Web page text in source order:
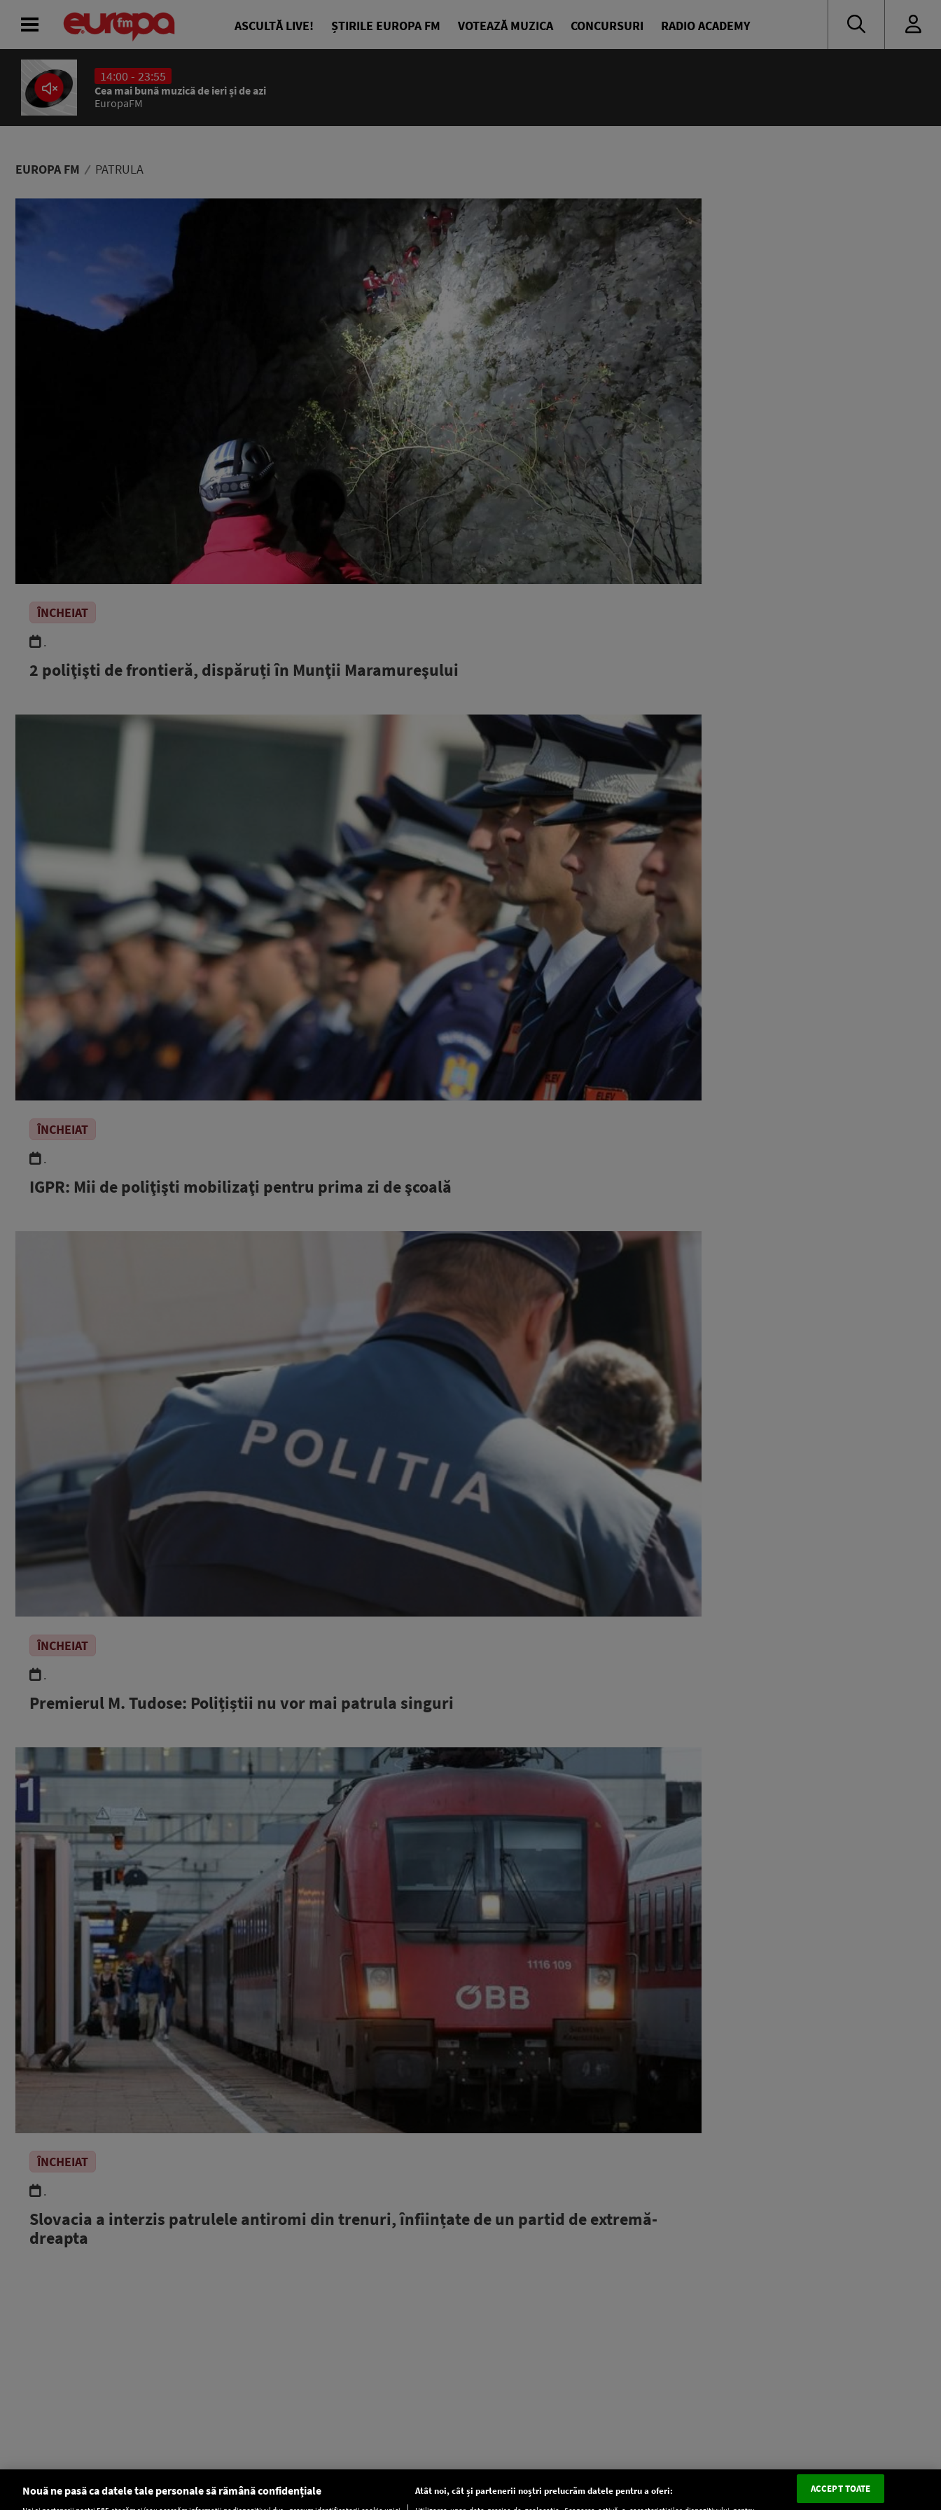
ASCULTĂ LIVE! ȘTIRILE EUROPA FM VOTEAZĂ MUZICA CONCURSURI RADIO ACADEMY
14:00 - 23:55
Cea mai bună muzică de ieri și de azi
EuropaFM
EUROPA FM PATRULA
ÎNCHEIAT
.
2 poliţişti de frontieră, dispăruți în Munţii Maramureşului
ÎNCHEIAT
.
IGPR: Mii de poliţişti mobilizaţi pentru prima zi de şcoală
ÎNCHEIAT
.
Premierul M. Tudose: Polițiștii nu vor mai patrula singuri
ÎNCHEIAT
.
Slovacia a interzis patrulele antiromi din trenuri, înființate de un partid de extremă-
dreapta
ACASĂ
ȘTIRI
ASCULTĂ LIVE
Nouă ne pasă ca datele tale personale să rămână confidențiale Atât noi, cât și partenerii noștri prelucrăm datele pentru a oferi: ACCEPT TOATE